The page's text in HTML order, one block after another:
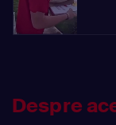
Despre